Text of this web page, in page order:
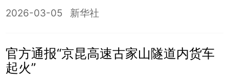
2026-03-05 新华社
官方通报“京昆高速古家山隧道内货车
起火”